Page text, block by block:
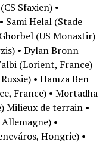
Sfaxien) •
Sami Helal (Stade
(US Monastir)
• Dylan Bronn
(Lorient, France)
• Hamza Ben
France) • Mortadha
Milieux de terrain •
•
Hongrie) •